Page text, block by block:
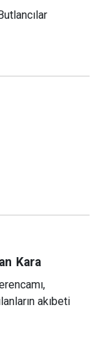
Kara
akıbeti